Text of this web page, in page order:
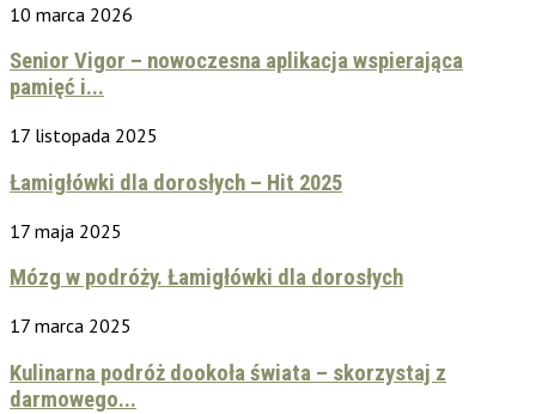
10 marca 2026
Senior Vigor – nowoczesna aplikacja wspierająca
pamięć i...
17 listopada 2025
Łamigłówki dla dorosłych – Hit 2025
17 maja 2025
Mózg w podróży. Łamigłówki dla dorosłych
17 marca 2025
Kulinarna podróż dookoła świata – skorzystaj z
darmowego...